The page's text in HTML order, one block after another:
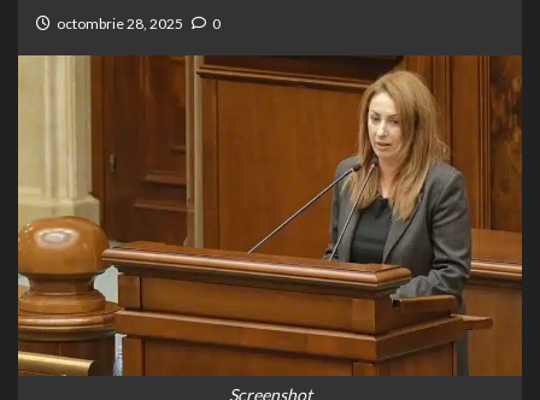
octombrie 28, 2025 0
Screenshot